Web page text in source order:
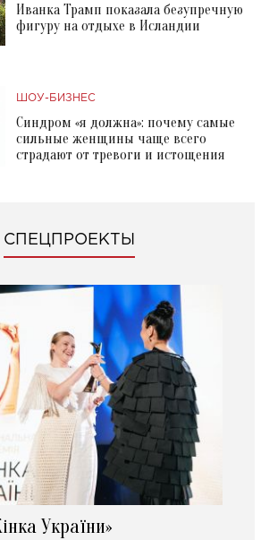
Иванка Трамп показала безупречную
фигуру на отдыхе в Исландии
ШОУ-БИЗНЕС
Синдром «я должна»: почему самые
сильные женщины чаще всего
страдают от тревоги и истощения
СПЕЦПРОЕКТЫ
України»